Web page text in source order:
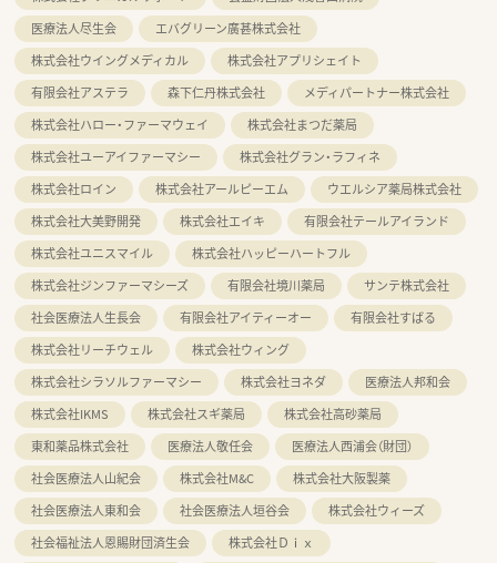
医療法人尽生会
エバグリーン廣甚株式会社
株式会社ウイングメディカル
株式会社アプリシェイト
有限会社アステラ
森下仁丹株式会社
メディパートナー株式会社
株式会社ハロー・ファーマウェイ
株式会社まつだ薬局
株式会社ユーアイファーマシー
株式会社グラン・ラフィネ
株式会社ロイン
株式会社アールピーエム
ウエルシア薬局株式会社
株式会社大美野開発
株式会社エイキ
有限会社テールアイランド
株式会社ユニスマイル
株式会社ハッピーハートフル
株式会社ジンファーマシーズ
有限会社境川薬局
サンテ株式会社
社会医療法人生長会
有限会社アイティーオー
有限会社すばる
株式会社リーチウェル
株式会社ウィング
株式会社シラソルファーマシー
株式会社ヨネダ
医療法人邦和会
株式会社IKMS
株式会社スギ薬局
株式会社高砂薬局
東和薬品株式会社
医療法人敬任会
医療法人西浦会（財団）
社会医療法人山紀会
株式会社M&C
株式会社大阪製薬
社会医療法人東和会
社会医療法人垣谷会
株式会社ウィーズ
社会福祉法人恩賜財団済生会
株式会社Ｄｉｘ